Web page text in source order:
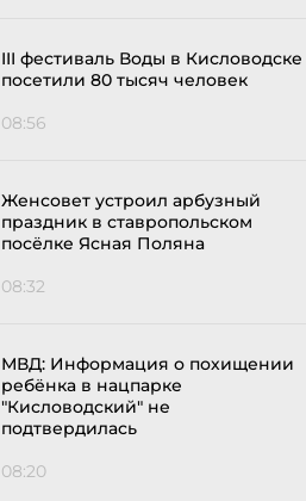
III фестиваль Воды в Кисловодске
посетили 80 тысяч человек
08:56
Женсовет устроил арбузный
праздник в ставропольском
посёлке Ясная Поляна
08:32
МВД: Информация о похищении
ребёнка в нацпарке
"Кисловодский" не
подтвердилась
08:20